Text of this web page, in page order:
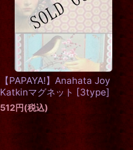
【PAPAYA!】Anahata Joy
Katkinマグネット [3type]
512円(税込)